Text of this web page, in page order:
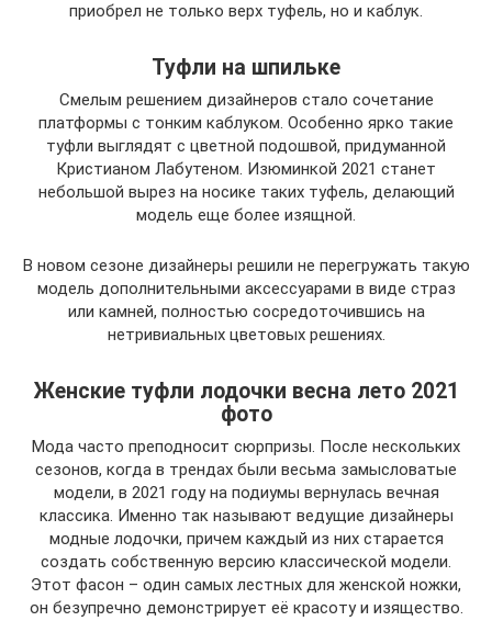
приобрел не только верх туфель, но и каблук.
Туфли на шпильке
Смелым решением дизайнеров стало сочетание
платформы с тонким каблуком. Особенно ярко такие
туфли выглядят с цветной подошвой, придуманной
Кристианом Лабутеном. Изюминкой 2021 станет
небольшой вырез на носике таких туфель, делающий
модель еще более изящной.
В новом сезоне дизайнеры решили не перегружать такую
модель дополнительными аксессуарами в виде страз
или камней, полностью сосредоточившись на
нетривиальных цветовых решениях.
Женские туфли лодочки весна лето 2021
фото
Мода часто преподносит сюрпризы. После нескольких
сезонов, когда в трендах были весьма замысловатые
модели, в 2021 году на подиумы вернулась вечная
классика. Именно так называют ведущие дизайнеры
модные лодочки, причем каждый из них старается
создать собственную версию классической модели.
Этот фасон – один самых лестных для женской ножки,
он безупречно демонстрирует её красоту и изящество.